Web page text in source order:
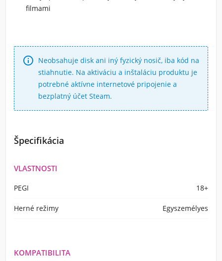
filmami
 Neobsahuje disk ani iný fyzický nosič, iba kód na
stiahnutie. Na aktiváciu a inštaláciu produktu je
potrebné aktívne internetové pripojenie a
bezplatný účet Steam.
Špecifikácia
VLASTNOSTI
PEGI 18+
Herné režimy Egyszemélyes
KOMPATIBILITA